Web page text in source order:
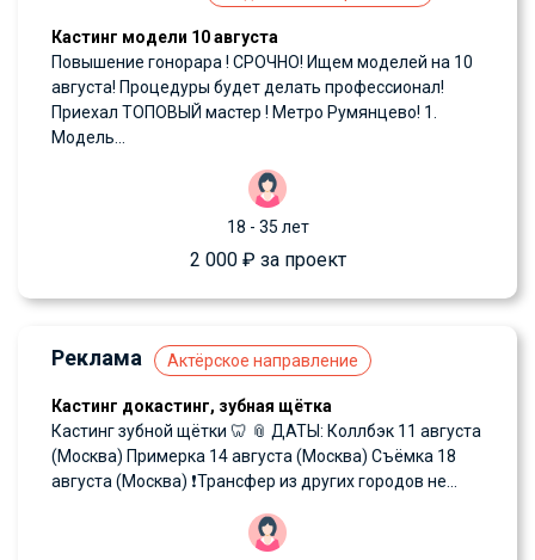
Кастинг модели 10 августа
Повышение гонорара ! СРОЧНО! Ищем моделей на 10
августа! Процедуры будет делать профессионал!
Приехал ТОПОВЫЙ мастер ! Метро Румянцево! 1.
Модель...
18 - 35 лет
2 000 ₽ за проект
Реклама Актёрское направление
Кастинг докастинг, зубная щётка
Кастинг зубной щётки 🦷 📎 ДАТЫ: Коллбэк 11 августа
(Москва) Примерка 14 августа (Москва) Съёмка 18
августа (Москва) ❗️Трансфер из других городов не...